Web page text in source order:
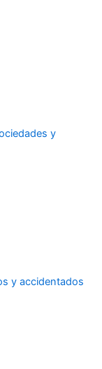
y
y accidentados